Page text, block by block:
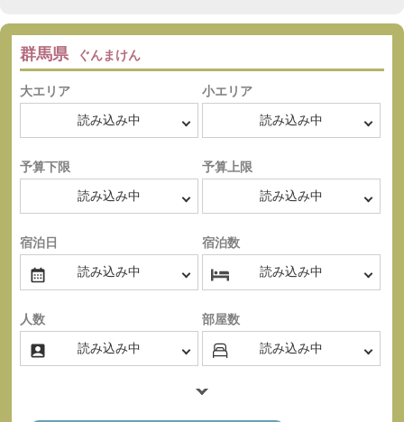
群馬県 ぐんまけん
大エリア 小エリア
予算下限 予算上限
宿泊日 宿泊数
人数 部屋数